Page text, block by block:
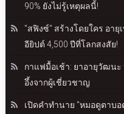
90% ยังไม่รู้เหตุผลนี้!
"สฟิงซ์" สร้างโดยใคร อายุ
อียิปต์ 4,500 ปีที่โลกสงสัย!
กาแฟมื้อเช้า: ยาอายุวัฒน
อึ้งจากผู้เชี่ยวชาญ
เปิดคำทำนาย "หมอดูตาบ